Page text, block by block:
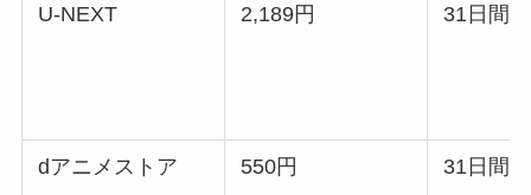
U-NEXT 2,189円 31日間
dアニメストア 550円 31日間